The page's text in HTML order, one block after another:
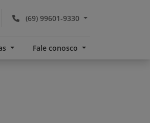
(69) 99601-9330
Fale conosco